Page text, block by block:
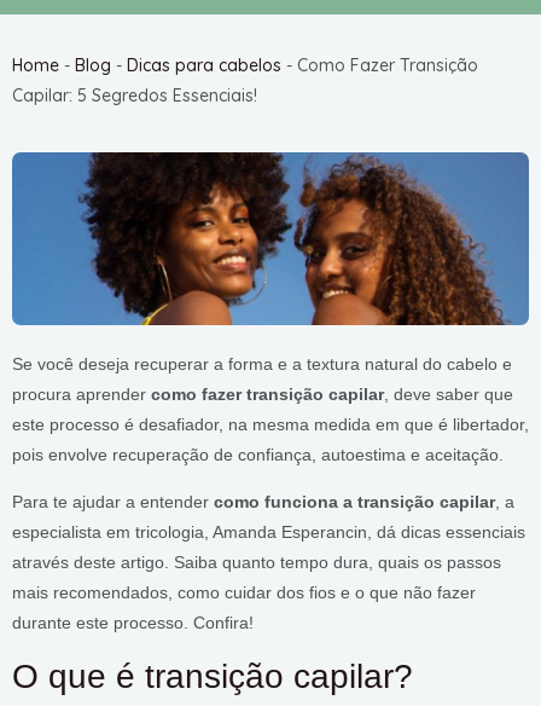
Home - Blog - Dicas para cabelos - Como Fazer Transição
Capilar: 5 Segredos Essenciais!
Se você deseja recuperar a forma e a textura natural do cabelo e
procura aprender como fazer transição capilar, deve saber que
este processo é desafiador, na mesma medida em que é libertador,
pois envolve recuperação de confiança, autoestima e aceitação.
Para te ajudar a entender como funciona a transição capilar, a
especialista em tricologia, Amanda Esperancin, dá dicas essenciais
através deste artigo. Saiba quanto tempo dura, quais os passos
mais recomendados, como cuidar dos fios e o que não fazer
durante este processo. Confira!
O que é transição capilar?